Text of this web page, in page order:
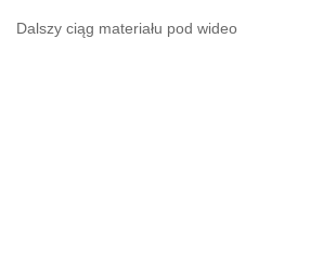
Dalszy ciąg materiału pod wideo